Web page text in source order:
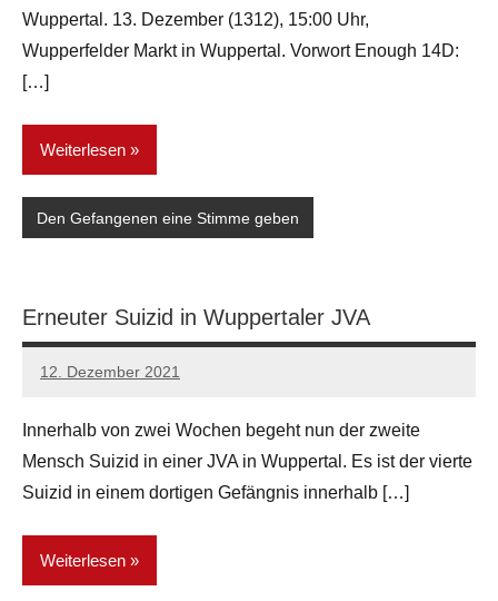
Wuppertal. 13. Dezember (1312), 15:00 Uhr,
Wupperfelder Markt in Wuppertal. Vorwort Enough 14D:
[…]
Weiterlesen
Den Gefangenen eine Stimme geben
Erneuter Suizid in Wuppertaler JVA
12. Dezember 2021
network
Innerhalb von zwei Wochen begeht nun der zweite
Mensch Suizid in einer JVA in Wuppertal. Es ist der vierte
Suizid in einem dortigen Gefängnis innerhalb […]
Weiterlesen